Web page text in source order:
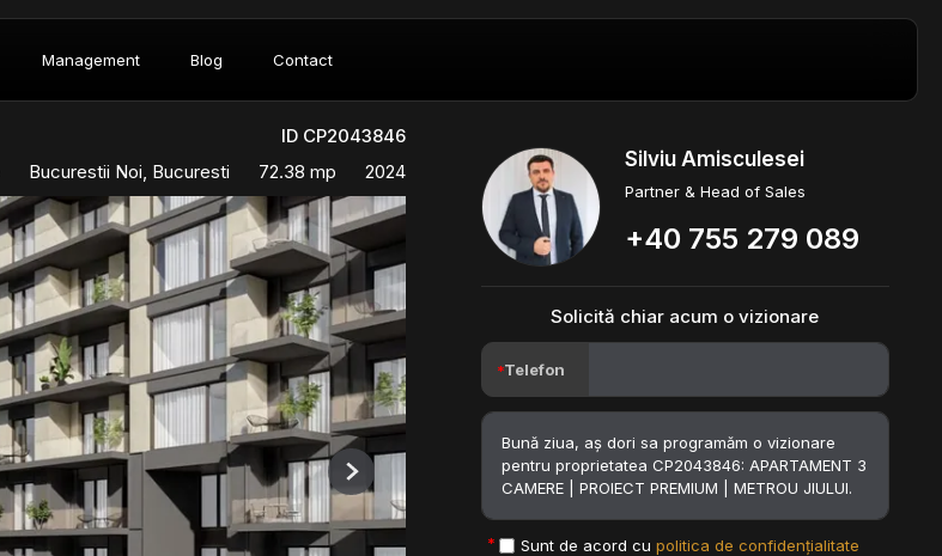
Management Blog Contact
ID CP2043846
Bucurestii Noi, Bucuresti 72.38 mp 2024
Next
Silviu Amisculesei
Partner & Head of Sales
+40 755 279 089
Solicită chiar acum o vizionare
Telefon
Sunt de acord cu politica de confidențialitate